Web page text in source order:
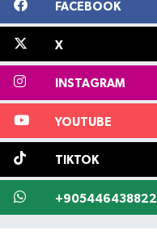
FACEBOOK
X
INSTAGRAM
YOUTUBE
TIKTOK
+905446438822